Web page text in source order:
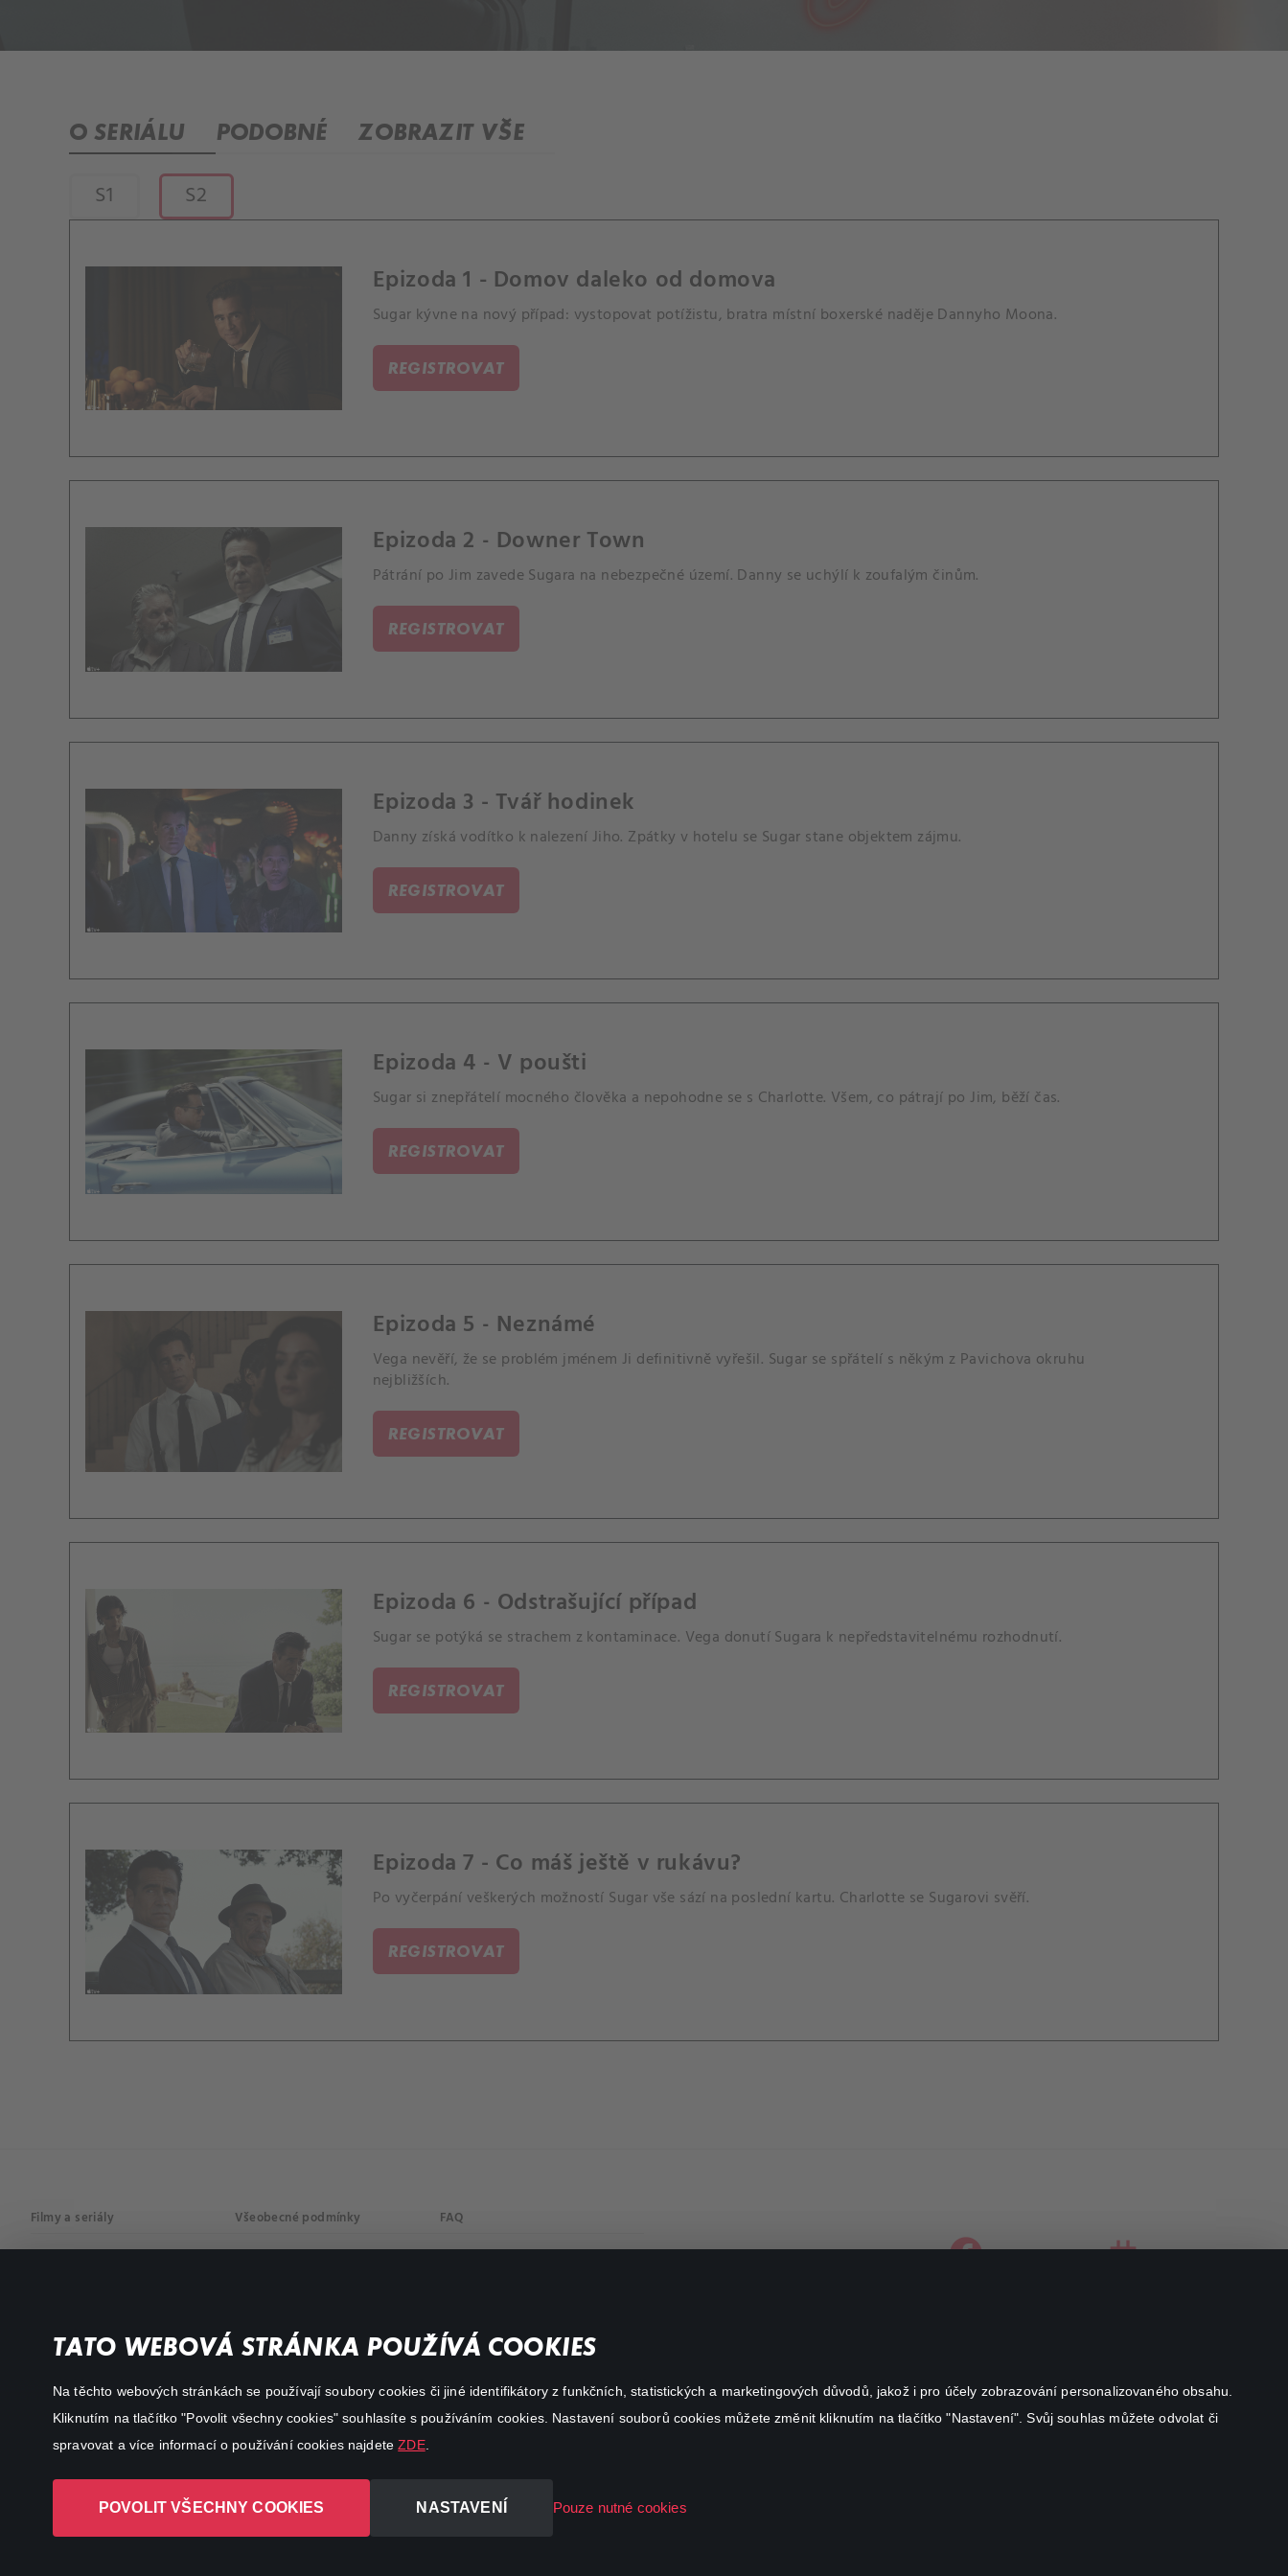
TATO WEBOVÁ STRÁNKA POUŽÍVÁ COOKIES
Na těchto webových stránkách se používají soubory cookies či jiné identifikátory z funkčních, statistických a marketingových důvodů, jakož i pro účely zobrazování personalizovaného obsahu.
Kliknutím na tlačítko "Povolit všechny cookies" souhlasíte s používáním cookies. Nastavení souborů cookies můžete změnit kliknutím na tlačítko "Nastavení". Svůj souhlas můžete odvolat či
spravovat a více informací o používání cookies najdeteZDE.
POVOLIT VŠECHNY COOKIES NASTAVENÍ Pouze nutné cookies
O SERIÁLU PODOBNÉ ZOBRAZIT VŠE
S1 S2
Epizoda 1 - Domov daleko od domova
Sugar kývne na nový případ: vystopovat potížistu, bratra místní boxerské naděje Dannyho Moona.
REGISTROVAT
Epizoda 2 - Downer Town
Pátrání po Jim zavede Sugara na nebezpečné území. Danny se uchýlí k zoufalým činům.
REGISTROVAT
Epizoda 3 - Tvář hodinek
Danny získá vodítko k nalezení Jiho. Zpátky v hotelu se Sugar stane objektem zájmu.
REGISTROVAT
Epizoda 4 - V poušti
Sugar si znepřátelí mocného člověka a nepohodne se s Charlotte. Všem, co pátrají po Jim, běží čas.
REGISTROVAT
Epizoda 5 - Neznámé
Vega nevěří, že se problém jménem Ji definitivně vyřešil. Sugar se spřátelí s někým z Pavichova okruhu
nejbližších.
REGISTROVAT
Epizoda 6 - Odstrašující případ
Sugar se potýká se strachem z kontaminace. Vega donutí Sugara k nepředstavitelnému rozhodnutí.
REGISTROVAT
Epizoda 7 - Co máš ještě v rukávu?
Po vyčerpání veškerých možností Sugar vše sází na poslední kartu. Charlotte se Sugarovi svěří.
REGISTROVAT
Filmy a seriály
Akční
Všeobecné podmínky FAQ
facebookinstagram
Canal+ Luxembourg S. à r.l. se sídlem Rue Albert Borschette 4,